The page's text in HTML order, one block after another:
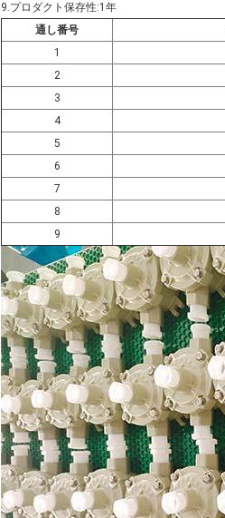
9.プロダクト保存性:1年
通し番号
1
2
3
4
5
6
7
8
9